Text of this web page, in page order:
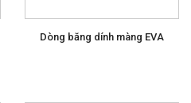
Dòng băng dính màng EVA